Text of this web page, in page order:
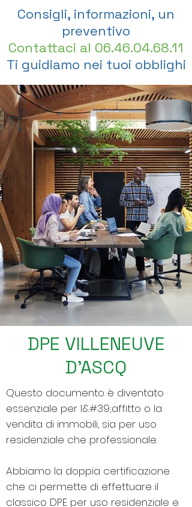
Consigli, informazioni, un
preventivo
Contattaci al 06.46.04.68.11
Ti guidiamo nei tuoi obblighi
DPE VILLENEUVE
D'ASCQ
Questo documento è diventato
essenziale per l&#39;affitto o la
vendita di immobili, sia per uso
residenziale che professionale.
Abbiamo la doppia certificazione
che ci permette di effettuare il
classico DPE per uso residenziale e